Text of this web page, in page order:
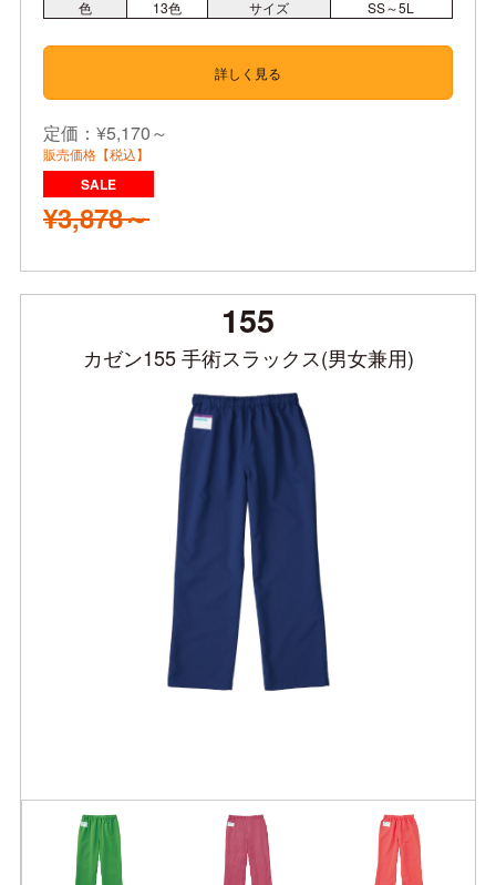
色 13色 サイズ SS～5L
詳しく見る
定価：¥5,170～
販売価格【税込】
¥3,878～
155
カゼン155 手術スラックス(男女兼用)